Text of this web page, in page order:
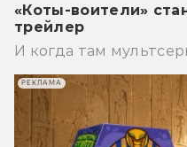
«Коты-воители»
трейлер
И когда там
РЕКЛАМА